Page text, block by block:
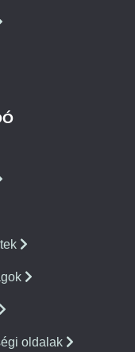
oldalak